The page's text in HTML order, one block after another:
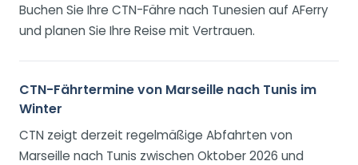
Buchen Sie Ihre CTN-Fähre nach Tunesien auf AFerry
und planen Sie Ihre Reise mit Vertrauen.
CTN-Fährtermine von Marseille nach Tunis im
Winter
CTN zeigt derzeit regelmäßige Abfahrten von
Marseille nach Tunis zwischen Oktober 2026 und